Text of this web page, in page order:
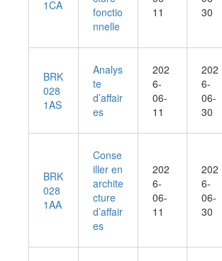
1CA
fonctio
nnelle
11
30
BRK
028
1AS
Analys
te
d’affair
es
202
6-
06-
11
202
6-
06-
30
BRK
028
1AA
Conse
iller en
archite
cture
d’affair
es
202
6-
06-
11
202
6-
06-
30